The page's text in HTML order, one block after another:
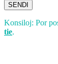
SENDI
Konsiloj: Por
tie.